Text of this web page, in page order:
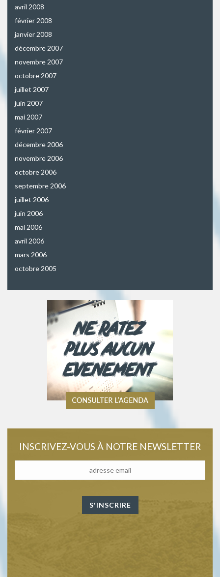
avril 2008
février 2008
janvier 2008
décembre 2007
novembre 2007
octobre 2007
juillet 2007
juin 2007
mai 2007
février 2007
décembre 2006
novembre 2006
octobre 2006
septembre 2006
juillet 2006
juin 2006
mai 2006
avril 2006
mars 2006
octobre 2005
INSCRIVEZ-VOUS À NOTRE NEWSLETTER